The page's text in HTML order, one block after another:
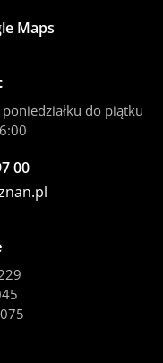
Maps
do piątku
00